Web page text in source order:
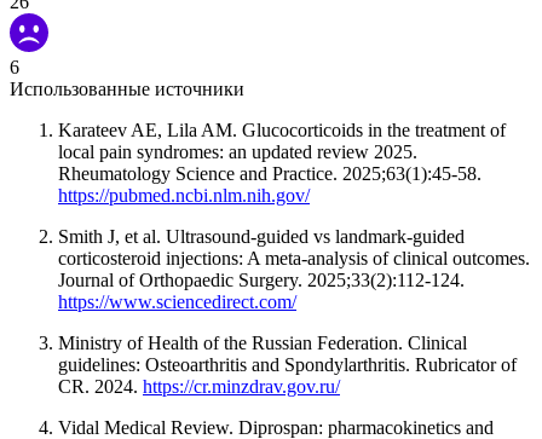
6
Использованные источники
Karateev AE, Lila AM. Glucocorticoids in the treatment of
local pain syndromes: an updated review 2025.
Rheumatology Science and Practice. 2025;63(1):45-58.
https://pubmed.ncbi.nlm.nih.gov/
Smith J, et al. Ultrasound-guided vs landmark-guided
corticosteroid injections: A meta-analysis of clinical outcomes.
Journal of Orthopaedic Surgery. 2025;33(2):112-124.
https://www.sciencedirect.com/
Ministry of Health of the Russian Federation. Clinical
guidelines: Osteoarthritis and Spondylarthritis. Rubricator of
CR. 2024. https://cr.minzdrav.gov.ru/
Vidal Medical Review. Diprospan: pharmacokinetics and